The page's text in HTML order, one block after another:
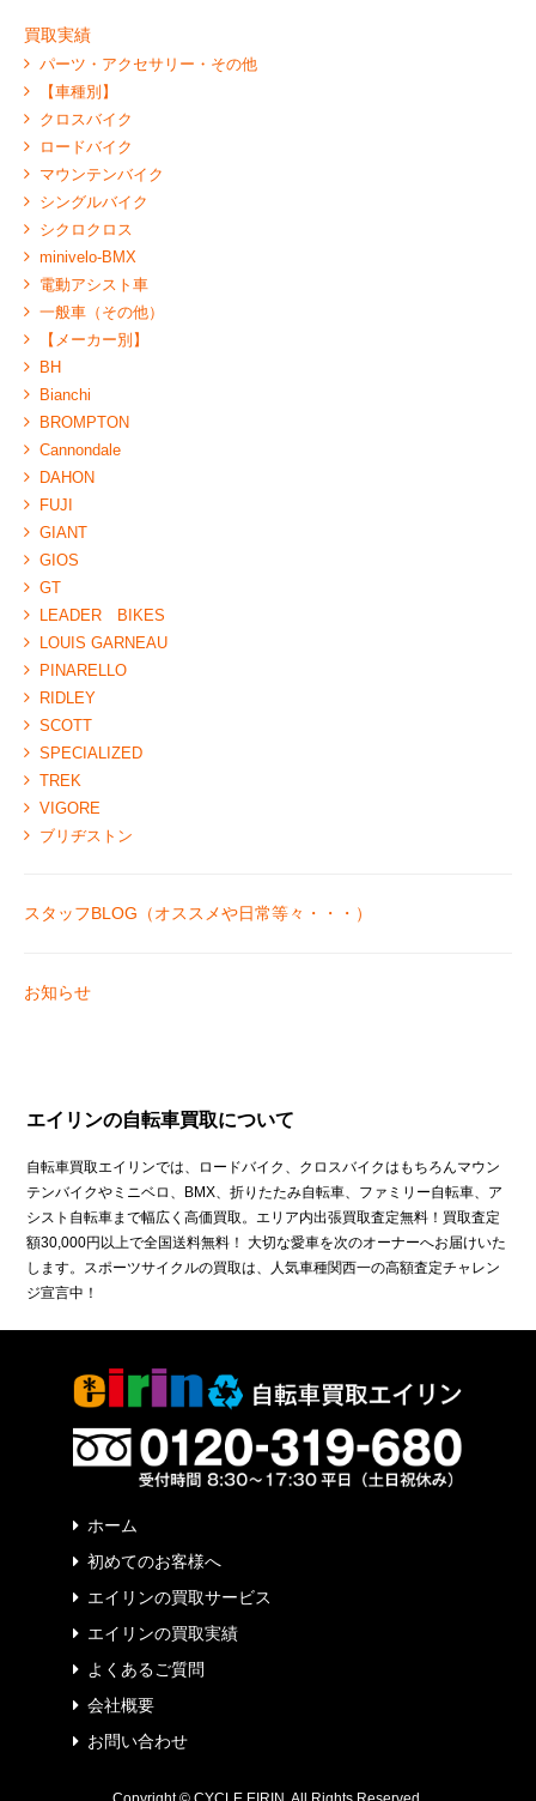
買取実績
パーツ・アクセサリー・その他
【車種別】
クロスバイク
ロードバイク
マウンテンバイク
シングルバイク
シクロクロス
minivelo-BMX
電動アシスト車
一般車（その他）
【メーカー別】
BH
Bianchi
BROMPTON
Cannondale
DAHON
FUJI
GIANT
GIOS
GT
LEADER BIKES
LOUIS GARNEAU
PINARELLO
RIDLEY
SCOTT
SPECIALIZED
TREK
VIGORE
ブリヂストン
スタッフBLOG（オススメや日常等々・・・）
お知らせ
エイリンの自転車買取について
自転車買取エイリンでは、ロードバイク、クロスバイクはもちろんマウン
テンバイクやミニベロ、BMX、折りたたみ自転車、ファミリー自転車、ア
シスト自転車まで幅広く高価買取。エリア内出張買取査定無料！買取査定
額30,000円以上で全国送料無料！ 大切な愛車を次のオーナーへお届けいた
します。スポーツサイクルの買取は、人気車種関西一の高額査定チャレン
ジ宣言中！
ホーム
初めてのお客様へ
エイリンの買取サービス
エイリンの買取実績
よくあるご質問
会社概要
お問い合わせ